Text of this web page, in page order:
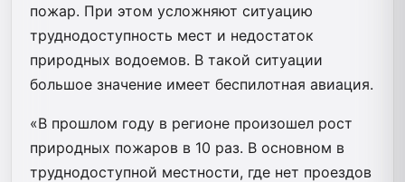
пожар. При этом усложняют ситуацию
труднодоступность мест и недостаток
природных водоемов. В такой ситуации
большое значение имеет беспилотная авиация.
«В прошлом году в регионе произошел рост
природных пожаров в 10 раз. В основном в
труднодоступной местности, где нет проездов